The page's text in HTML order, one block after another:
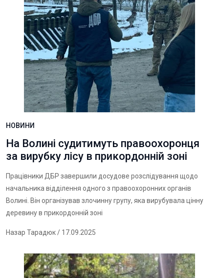
НОВИНИ
На Волині судитимуть правоохоронця
за вирубку лісу в прикордонній зоні
Працівники ДБР завершили досудове розслідування щодо
начальника відділення одного з правоохоронних органів
Волині. Він організував злочинну групу, яка вирубувала цінну
деревину в прикордонній зоні
Назар Тарадюк/ 17.09.2025